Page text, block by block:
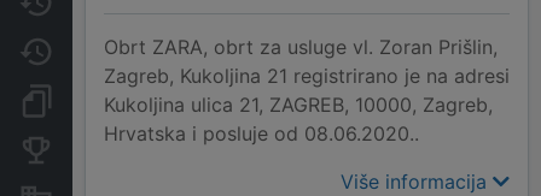
Promjene
Dokumenti i objave
Konkurentske tvrtke
Obrt ZARA, obrt za usluge vl. Zoran Prišlin,
Zagreb, Kukoljina 21 registrirano je na adresi
Kukoljina ulica 21, ZAGREB, 10000, Zagreb,
Hrvatska i posluje od 08.06.2020..
Više informacija